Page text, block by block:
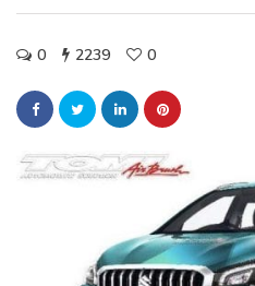
0 2239 0